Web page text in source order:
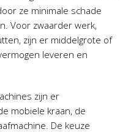
ze minimale schade
Voor zwaarder werk,
zijn er middelgrote of
leveren en
zijn er
mobiele kraan, de
De keuze